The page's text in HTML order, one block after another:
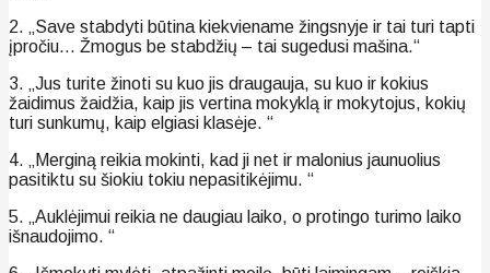
2. „Save stabdyti būtina kiekviename žingsnyje ir tai turi tapti
įpročiu… Žmogus be stabdžių – tai sugedusi mašina.“
3. „Jus turite žinoti su kuo jis draugauja, su kuo ir kokius
žaidimus žaidžia, kaip jis vertina mokyklą ir mokytojus, kokių
turi sunkumų, kaip elgiasi klasėje. “
4. „Merginą reikia mokinti, kad ji net ir malonius jaunuolius
pasitiktu su šiokiu tokiu nepasitikėjimu. “
5. „Auklėjimui reikia ne daugiau laiko, o protingo turimo laiko
išnaudojimo. “